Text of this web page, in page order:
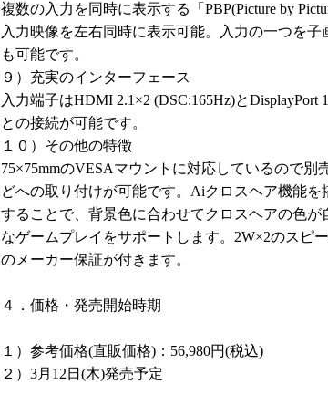
複数の入力を同時に表示する「PBP(Picture by
入力映像を左右同時に表示可能。入力の一つを子
も可能です。
９）充実のインターフェース
入力端子はHDMI 2.1×2 (DSC:165Hz)と
との接続が可能です。
１０）その他の特徴
75×75mmのVESAマウントに対応しているので
どへの取り付けが可能です。Aiクロスヘア機能
することで、背景色に合わせてクロスヘアの色
なゲームプレイをサポートします。2W×2のスピ
のメーカー保証が付きます。
４．価格・発売開始時期
１）参考価格(直販価格)：56,980円(税込)
２）3月12日(木)発売予定